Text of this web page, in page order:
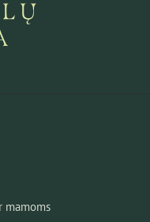
mamoms